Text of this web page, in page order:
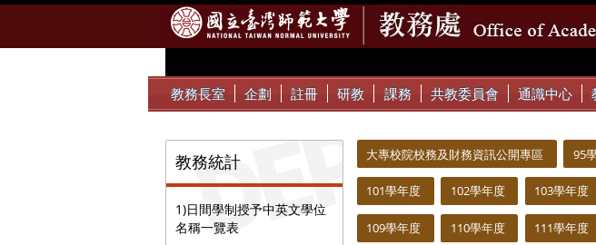
::: 教務長室 企劃 註冊 研教 課務 共教委員會 通識中心
教務統計
1)日間學制授予中英文學位
名稱一覽表
大專校院校務及財務資訊公開專區 95
101學年度 102學年度 103學年度
109學年度 110學年度 111學年度